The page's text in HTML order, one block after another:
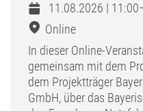
11.08.2026 |
Online
In dieser Online-
gemeinsam mit dem
dem Projektträger
GmbH, über das